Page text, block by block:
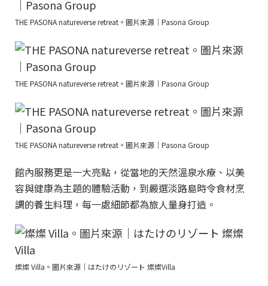
THE PASONA natureverse retreat。圖片來源｜Pasona Group
THE PASONA natureverse retreat。圖片來源｜Pasona Group
THE PASONA natureverse retreat。圖片來源｜Pasona Group
館內服務更是一大亮點，從當地的天然溫泉水療、以美
容與健康為主題的體驗活動，到嚴選淡路島時令食材烹
調的養生料理，每一處細節都為旅人量身打造。
燦燦 Villa。圖片來源｜はたけのリゾート 燦燦Villa